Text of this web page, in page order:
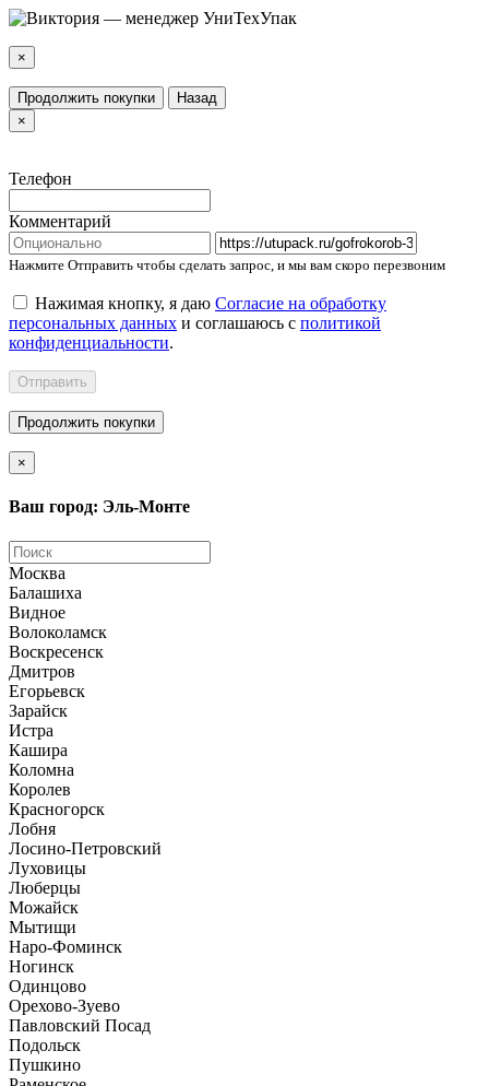
×
Продолжить покупки
Назад
×
Телефон
Комментарий
Нажмите Отправить чтобы сделать запрос, и мы вам скоро перезвоним
Нажимая кнопку, я даю Согласие на обработку
персональных данных и соглашаюсь с политикой
конфиденциальности.
Отправить
Продолжить покупки
×
Ваш город: Эль-Монте
Москва
Балашиха
Видное
Волоколамск
Воскресенск
Дмитров
Егорьевск
Зарайск
Истра
Кашира
Коломна
Королев
Красногорск
Лобня
Лосино-Петровский
Луховицы
Люберцы
Можайск
Мытищи
Наро-Фоминск
Ногинск
Одинцово
Орехово-Зуево
Павловский Посад
Подольск
Пушкино